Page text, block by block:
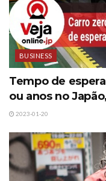
BUSINESS
Tempo de
ou anos no
2023-01-20